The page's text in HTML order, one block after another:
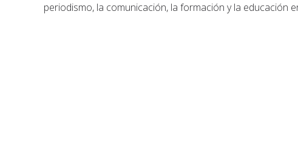
periodismo, la comunicación, la formación y la educación